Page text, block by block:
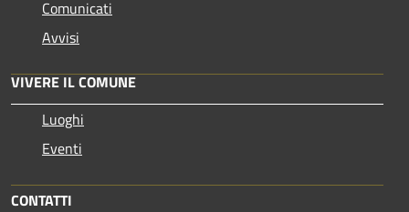
Comunicati
Avvisi
VIVERE IL COMUNE
Luoghi
Eventi
CONTATTI